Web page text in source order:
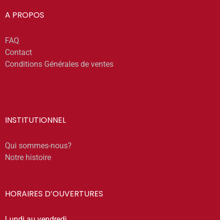
A PROPOS
FAQ
Contact
Conditions Générales de ventes
INSTITUTIONNEL
Qui sommes-nous?
Notre histoire
HORAIRES D’OUVERTURES